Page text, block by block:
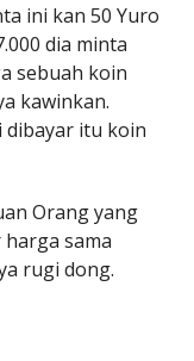
ini kan 50 Yuro
dia minta
sebuah koin
kawinkan.
dibayar itu koin
Orang yang
sama
rugi dong.